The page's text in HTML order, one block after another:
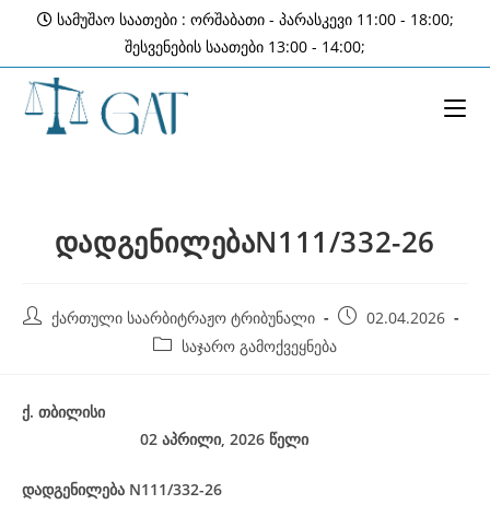
content
სამუშაო საათები : ორშაბათი - პარასკევი 11:00 - 18:00;
შესვენების საათები 13:00 - 14:00;
დადგენილებაN111/332-26
Post ქართული საარბიტრაჟო ტრიბუნალი
Post02.04.2026
Post საჯარო გამოქვეყნება
ქ. თბილისი
02 აპრილი, 2026 წელი
დადგენილება N111/332-26